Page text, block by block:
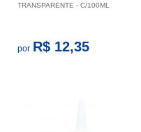
TRANSPARENTE - C/100ML
por R$ 12,35